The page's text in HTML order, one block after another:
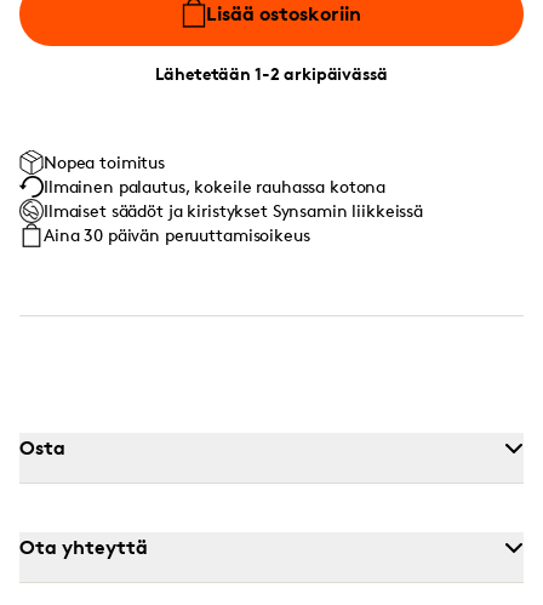
Lisää ostoskoriin
Lähetetään 1-2 arkipäivässä
Nopea toimitus
Ilmainen palautus, kokeile rauhassa kotona
Ilmaiset säädöt ja kiristykset Synsamin liikkeissä
Aina 30 päivän peruuttamisoikeus
Osta
Ota yhteyttä